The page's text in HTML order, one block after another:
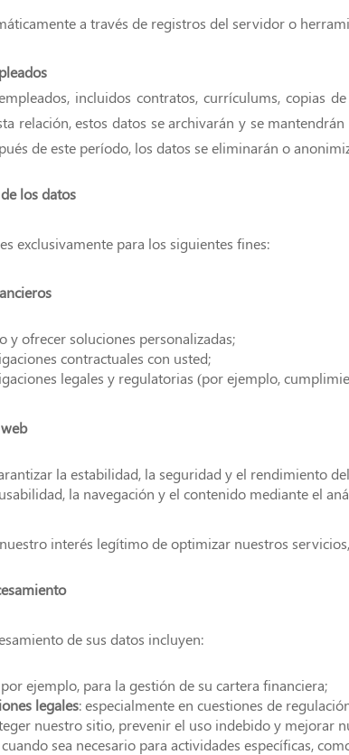
a través de registros del servidor o
incluidos contratos, currículums, copias
relación, estos datos se archivarán y se
de este período, los datos se eliminarán o
los datos
exclusivamente para los siguientes fines:
y ofrecer soluciones personalizadas;
contractuales con usted;
legales y regulatorias (por ejemplo,
la estabilidad, la seguridad y el rendimiento
la navegación y el contenido mediante el
interés legítimo de optimizar nuestros
de sus datos incluyen:
ejemplo, para la gestión de su cartera financiera;
legales: especialmente en cuestiones de
nuestro sitio, prevenir el uso indebido y mejorar
cuando sea necesario para actividades específicas,